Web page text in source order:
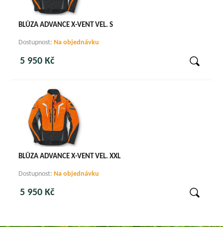
BLŮZA ADVANCE X-VENT VEL. S
Dostupnost:Na objednávku
5 950 Kč
BLŮZA ADVANCE X-VENT VEL. XXL
Dostupnost: Na objednávku
5 950 Kč